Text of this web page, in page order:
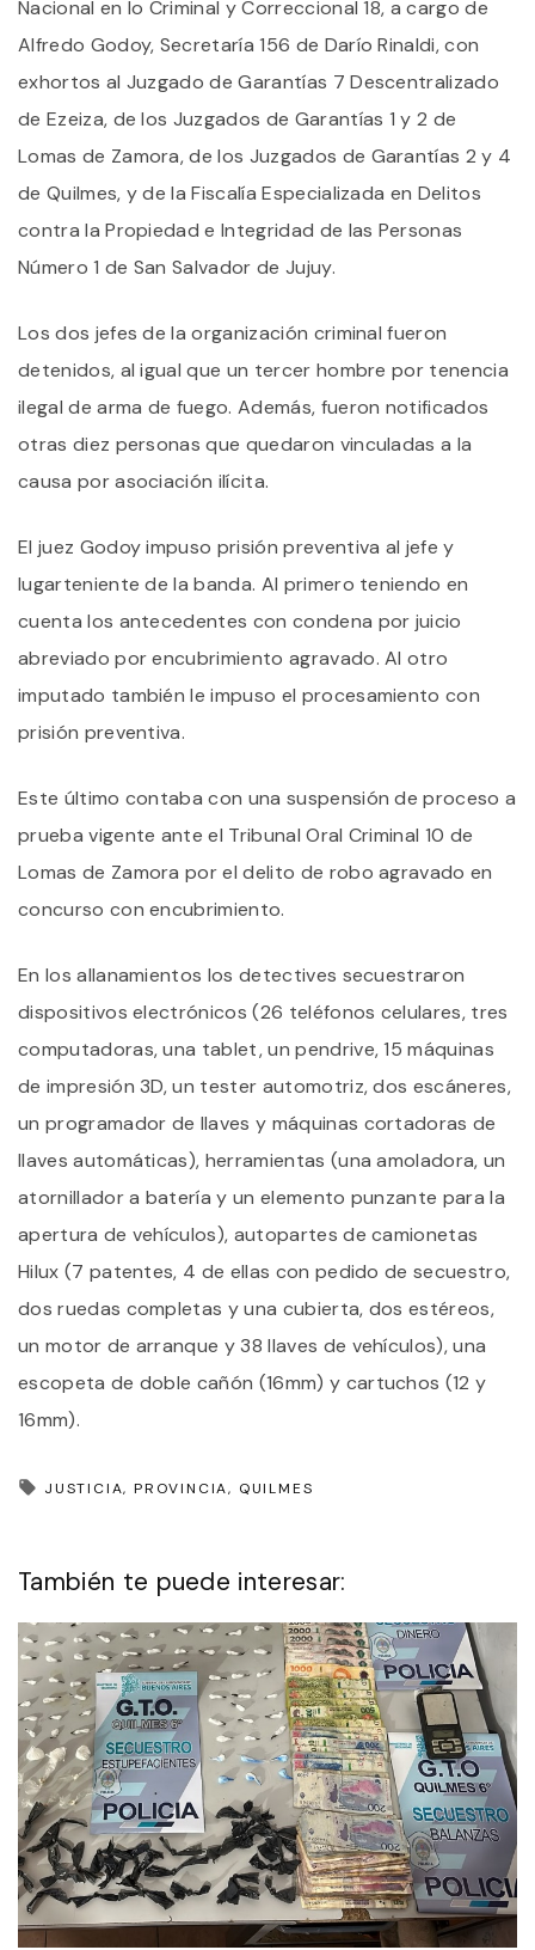
Nacional en lo Criminal y Correccional 18, a cargo de
Alfredo Godoy, Secretaría 156 de Darío Rinaldi, con
exhortos al Juzgado de Garantías 7 Descentralizado
de Ezeiza, de los Juzgados de Garantías 1 y 2 de
Lomas de Zamora, de los Juzgados de Garantías 2 y 4
de Quilmes, y de la Fiscalía Especializada en Delitos
contra la Propiedad e Integridad de las Personas
Número 1 de San Salvador de Jujuy.
Los dos jefes de la organización criminal fueron
detenidos, al igual que un tercer hombre por tenencia
ilegal de arma de fuego. Además, fueron notificados
otras diez personas que quedaron vinculadas a la
causa por asociación ilícita.
El juez Godoy impuso prisión preventiva al jefe y
lugarteniente de la banda. Al primero teniendo en
cuenta los antecedentes con condena por juicio
abreviado por encubrimiento agravado. Al otro
imputado también le impuso el procesamiento con
prisión preventiva.
Este último contaba con una suspensión de proceso a
prueba vigente ante el Tribunal Oral Criminal 10 de
Lomas de Zamora por el delito de robo agravado en
concurso con encubrimiento.
En los allanamientos los detectives secuestraron
dispositivos electrónicos (26 teléfonos celulares, tres
computadoras, una tablet, un pendrive, 15 máquinas
de impresión 3D, un tester automotriz, dos escáneres,
un programador de llaves y máquinas cortadoras de
llaves automáticas), herramientas (una amoladora, un
atornillador a batería y un elemento punzante para la
apertura de vehículos), autopartes de camionetas
Hilux (7 patentes, 4 de ellas con pedido de secuestro,
dos ruedas completas y una cubierta, dos estéreos,
un motor de arranque y 38 llaves de vehículos), una
escopeta de doble cañón (16mm) y cartuchos (12 y
16mm).
JUSTICIA PROVINCIA QUILMES
También te puede interesar: